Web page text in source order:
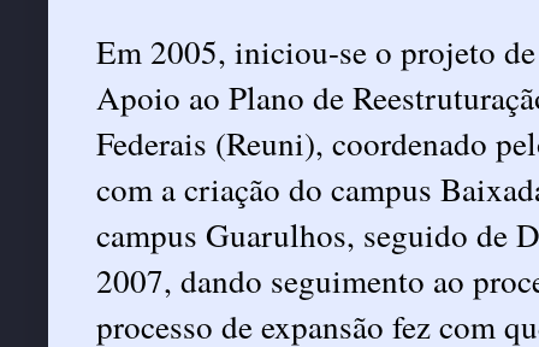
Em 2005, iniciou-se o projeto
Apoio ao Plano de
Federais (Reuni), coordenado
com a criação do campus
campus Guarulhos, seguido de
2007, dando seguimento ao
processo de expansão fez com